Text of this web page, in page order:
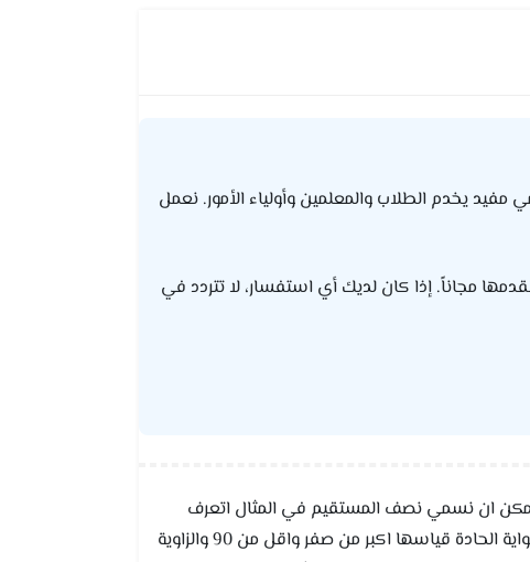
تعليمي مفيد يخدم الطلاب والمعلمين وأولياء الأمور. نعمل
نقدمها مجاناً. إذا كان لديك أي استفسار، لا تتردد في
ان نسمي نصف المستقيم في المثال اتعرف
خصائص الاشكال الرباعية اشارة المربع الصغيره في زاوية الشكل تدل على ان الزاوية قائمة قياس الزاوية القائمة 90 الزواية الحادة قياسها اكبر من صفر واقل من 90 والزاوية